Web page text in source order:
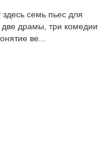
семь пьес для
две драмы, три комедии
ве...